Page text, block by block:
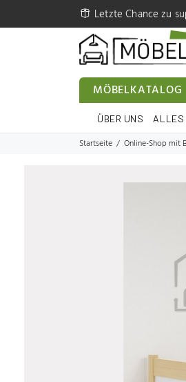
Letzte Chance zu
MÖBELKATALOG
ÜBER UNS ALLES
Startseite Online-Shop mit